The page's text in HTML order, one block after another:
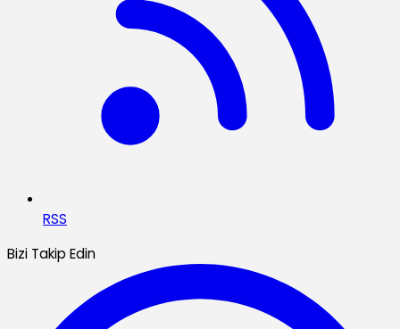
RSS
Bizi Takip Edin